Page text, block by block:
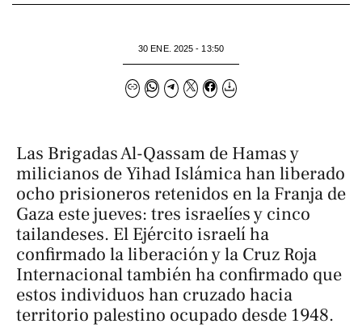
30 ENE. 2025 - 13:50
Las Brigadas Al-Qassam de Hamas y
milicianos de Yihad Islámica han liberado
ocho prisioneros retenidos en la Franja de
Gaza este jueves: tres israelíes y cinco
tailandeses. El Ejército israelí ha
confirmado la liberación y la Cruz Roja
Internacional también ha confirmado que
estos individuos han cruzado hacia
territorio palestino ocupado desde 1948.